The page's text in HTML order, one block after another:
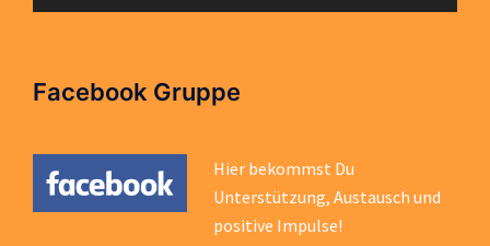
Facebook Gruppe
Hier bekommst Du
Unterstützung, Austausch und
positive Impulse!